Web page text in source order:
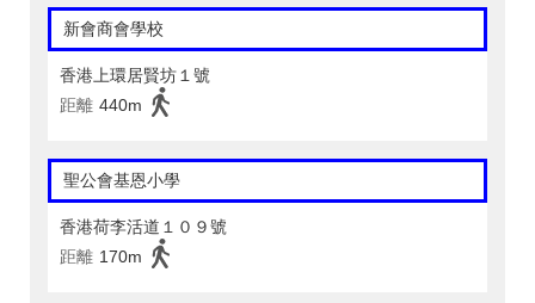
新會商會學校
香港上環居賢坊１號
距離 440m
聖公會基恩小學
香港荷李活道１０９號
距離 170m